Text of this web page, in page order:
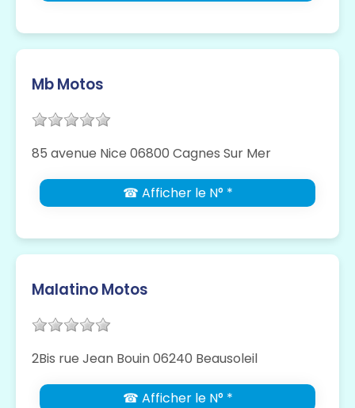
Mb Motos
85 avenue Nice 06800 Cagnes Sur Mer
☎ Afficher le N° *
Malatino Motos
2Bis rue Jean Bouin 06240 Beausoleil
☎ Afficher le N° *